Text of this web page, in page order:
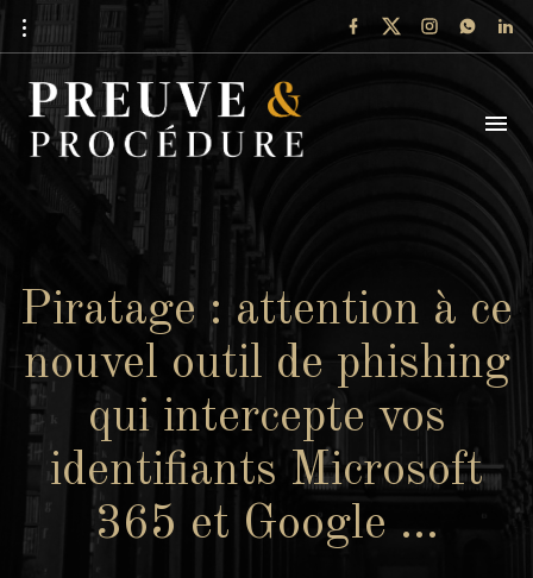
Piratage : attention à ce
nouvel outil de phishing
qui intercepte vos
identifiants Microsoft
365 et Google …